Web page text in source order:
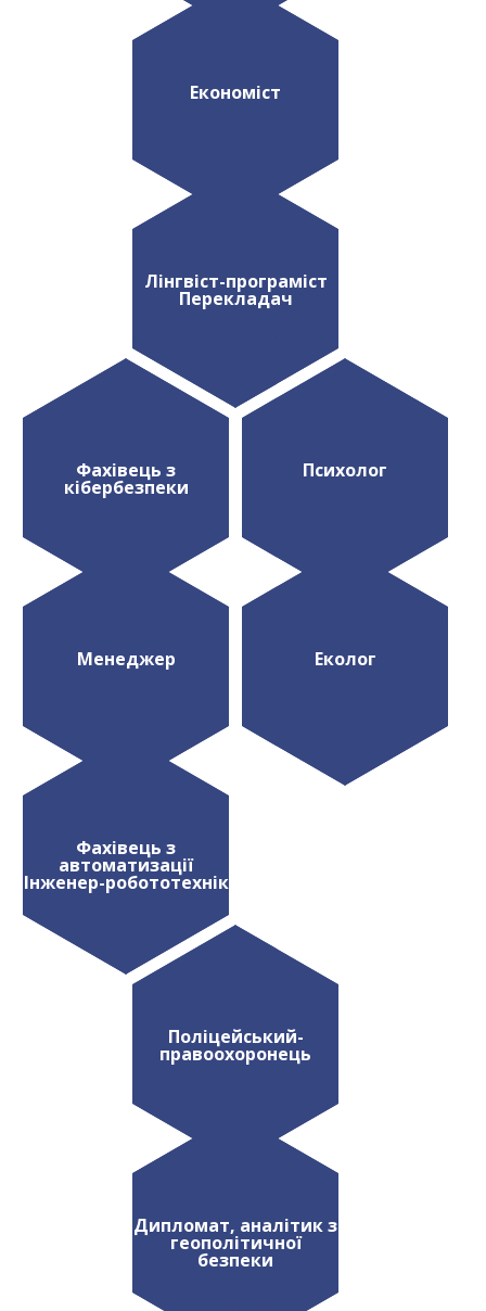
Економіст
Лінгвіст-програміст
Перекладач
Фахівець з
кібербезпеки
Психолог
Менеджер Еколог
Фахівець з
автоматизації
Інженер-робототехнік
Поліцейський-
правоохоронець
Дипломат, аналітик з
геополітичної
безпеки